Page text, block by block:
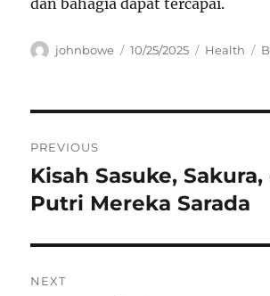
Author
johnbowe
Posted
10/25/2025 Categories
Health
pos
PREVIOUS
Previous
post:
Kisah Sasuke, Sakura,
Putri Mereka Sarada
NEXT